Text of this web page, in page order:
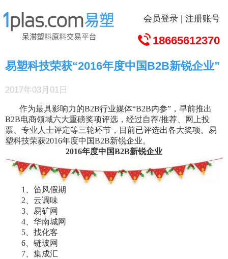
会员登录| 注册账号
18665612370
易塑科技荣获“2016年度中国B2B新锐企业”
2017年03月01日
作为最具影响力的B2B行业媒体“B2B内参”，早前推出
B2B电商领域六大重磅奖项评选，经过自荐/推荐、网上投
票、专业人士评定等三轮环节，目前已评选出各大奖项。易
塑科技荣获2016年度中国B2B新锐企业。
2016年度中国B2B新锐企业
1、笛风假期
2、云调味
3、易矿网
4、华南城网
5、找化客
6、链玻网
7、集成汇